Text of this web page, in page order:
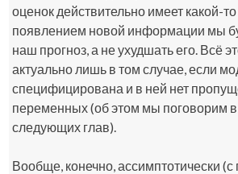
оценок действительно имеет какой-
появлением новой информации мы
наш прогноз, а не ухудшать его. Всё
актуально лишь в том случае, если
специфицирована и в ней нет
переменных (об этом мы поговорим в
следующих глав).
Вообще, конечно, ассимптотически